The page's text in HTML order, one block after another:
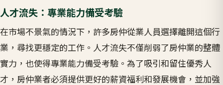
人才流失：專業能力備受考驗
在市場不景氣的情況下，許多房仲從業人員選擇離開這個行
業，尋找更穩定的工作。人才流失不僅削弱了房仲業的整體
實力，也使得專業能力備受考驗。為了吸引和留住優秀人
才，房仲業者必須提供更好的薪資福利和發展機會，並加強